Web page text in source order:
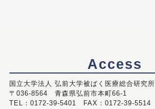
Access
国立大学法人 弘前大学被ばく医療総合研究所
〒036-8564 青森県弘前市本町66-1
TEL：0172-39-5401 FAX：0172-39-5514